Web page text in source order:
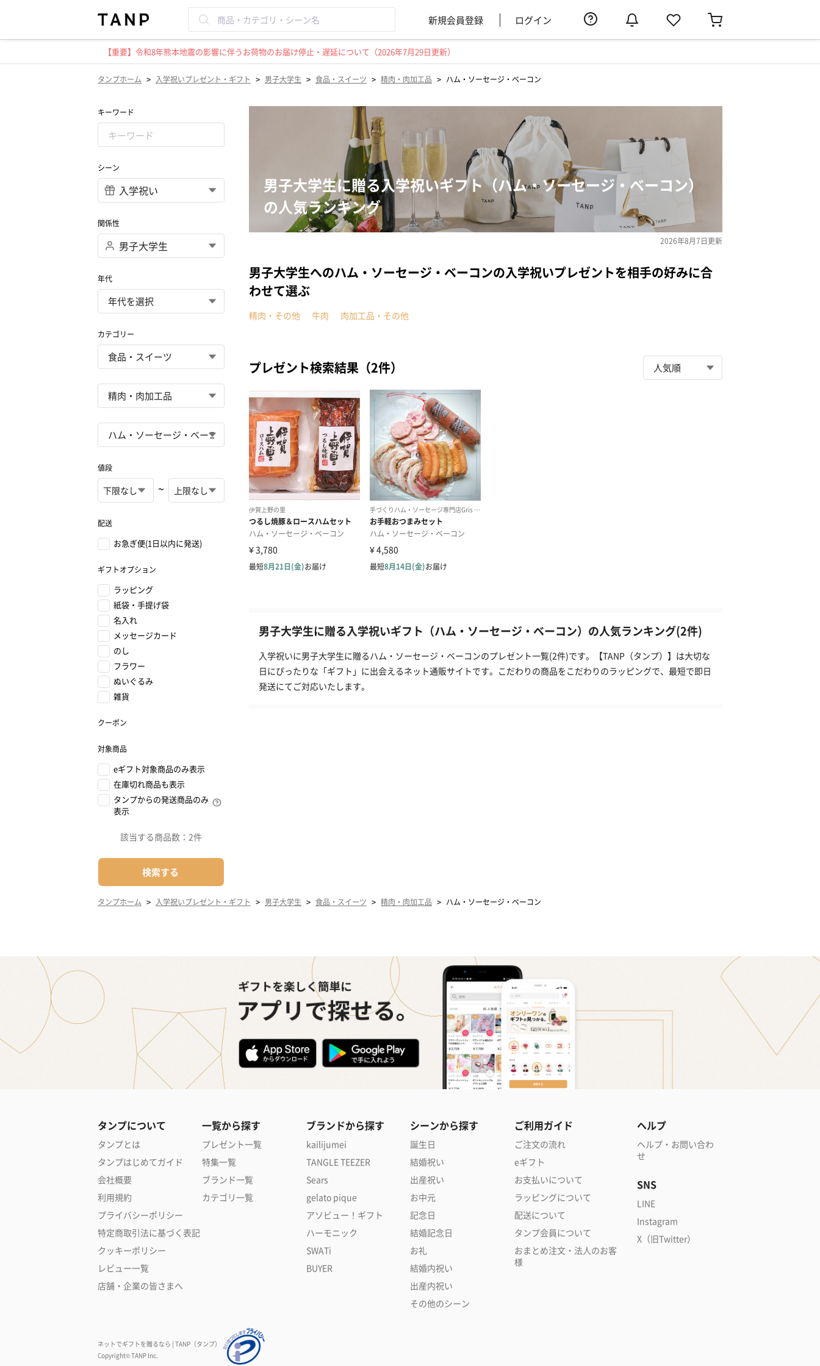
新規会員登録 ログイン
【重要】令和8年熊本地震の影響に伴うお荷物のお届け停止・遅延について（2026年7月29日更新）
タンプホーム > 入学祝いプレゼント・ギフト > 男子大学生 > 食品・スイーツ > 精肉・肉加工品 > ハム・ソーセージ・ベーコン
キーワード
シーン
関係性
年代
カテゴリー
値段
~
配送
お急ぎ便(1日以内に発送)
ギフトオプション
ラッピング
紙袋・手提げ袋
名入れ
メッセージカード
のし
フラワー
ぬいぐるみ
雑貨
クーポン
対象商品
eギフト対象商品のみ表示
在庫切れ商品も表示
タンプからの発送商品のみ
表示
該当する商品数： 2件
検索する
男子大学生に贈る入学祝いギフト（ハム・ソーセージ・ベーコン）
の人気ランキング
2026年8月7日更新
男子大学生へのハム・ソーセージ・ベーコンの入学祝いプレゼントを相手の好みに合
わせて選ぶ
精肉・その他 牛肉 肉加工品・その他
プレゼント検索結果（2件）
男子大学生に贈る入学祝いギフト（ハム・ソーセージ・ベーコン）の人気ランキング(2件)
入学祝いに男子大学生に贈るハム・ソーセージ・ベーコンのプレゼント一覧(2件)です。【TANP（タンプ）】は大切な
日にぴったりな「ギフト」に出会えるネット通販サイトです。こだわりの商品をこだわりのラッピングで、最短で即日
発送にてご対応いたします。
タンプホーム > 入学祝いプレゼント・ギフト > 男子大学生 > 食品・スイーツ > 精肉・肉加工品 > ハム・ソーセージ・ベーコン
タンプについて
タンプとは
タンプはじめてガイド
会社概要
利用規約
プライバシーポリシー
特定商取引法に基づく表記
クッキーポリシー
レビュー一覧
店舗・企業の皆さまへ
一覧から探す
プレゼント一覧
特集一覧
ブランド一覧
カテゴリ一覧
ブランドから探す
kailijumei
TANGLE TEEZER
Sears
gelato pique
アソビュー！ギフト
ハーモニック
SWATi
BUYER
シーンから探す
誕生日
結婚祝い
出産祝い
お中元
記念日
結婚記念日
お礼
結婚内祝い
出産内祝い
その他のシーン
ご利用ガイド
ご注文の流れ
eギフト
お支払いについて
ラッピングについて
配送について
タンプ会員について
おまとめ注文・法人のお客
様
ヘルプ
ヘルプ・お問い合わ
せ
SNS
LINE
Instagram
X（旧Twitter）
ネットでギフトを贈るなら | TANP（タンプ）
Copyright© TANP Inc.